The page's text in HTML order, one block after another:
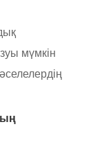
мүмкін